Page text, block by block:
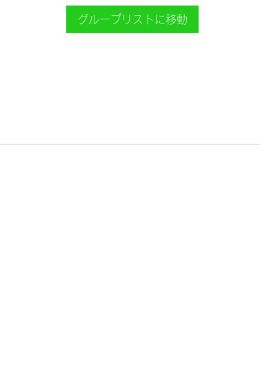
グループリストに移動